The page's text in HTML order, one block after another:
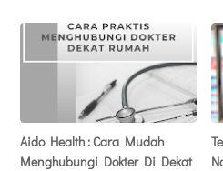
Aido Health : Cara Mudah
Menghubungi Dokter Di Dekat